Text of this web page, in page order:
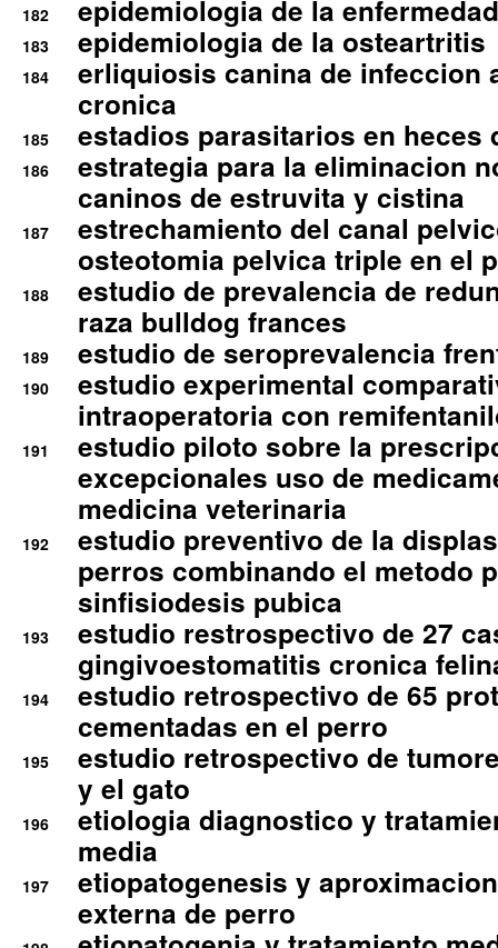
182 epidemiologia de la
183 epidemiologia de la osteartritis
184
erliquiosis canina de infeccion
cronica
185 estadios parasitarios en heces
186
estrategia para la eliminacion
caninos de estruvita y cistina
187
estrechamiento del canal
osteotomia pelvica triple en el
188
estudio de prevalencia de
raza bulldog frances
189 estudio de seroprevalencia
190
estudio experimental
intraoperatoria con
191
estudio piloto sobre la
excepcionales uso de
medicina veterinaria
192
estudio preventivo de la
perros combinando el metodo
sinfisiodesis pubica
193
estudio restrospectivo de 27
gingivoestomatitis cronica
194
estudio retrospectivo de 65
cementadas en el perro
195
estudio retrospectivo de
y el gato
196
etiologia diagnostico y
media
197
etiopatogenesis y
externa de perro